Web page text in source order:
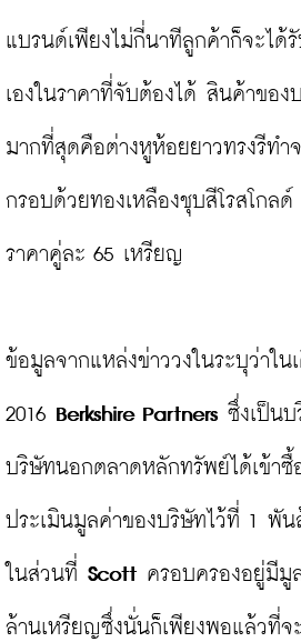
แบรนด์เพียงไม่กี่นาทีลูกค้าก็จะได้
เองในราคาที่จับต้องได้ สินค้าขอ
มากที่สุดคือต่างหูห้อยยาวทรงรีทำ
กรอบด้วยทองเหลืองชุบสีโรสโกล
ราคาคู่ละ 65 เหรียญ
ข้อมูลจากแหล่งข่าววงในระบุว่าใน
2016 Berkshire Partners ซึ่งเป็น
บริษัทนอกตลาดหลักทรัพย์ได้เข้า
ประเมินมูลค่าของบริษัทไว้ที่ 1 พั
ในส่วนที่ Scott ครอบครองอยู่มีมู
ล้านเหรียญซึ่งนั่นก็เพียงพอแล้วที่จ